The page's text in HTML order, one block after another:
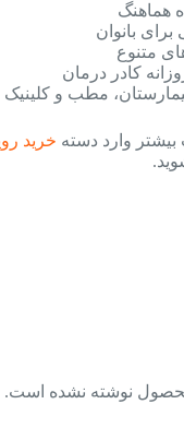
هماهنگ
بانوان
متنوع
کادر درمان
مطب و کلینیک
وارد دسته خرید
نوشته نشده است.